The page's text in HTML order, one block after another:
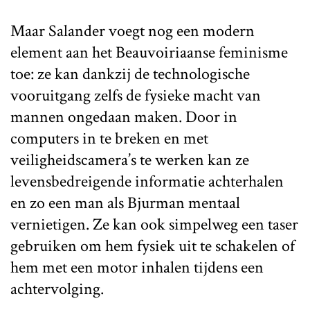
Maar Salander voegt nog een modern
element aan het Beauvoiriaanse feminisme
toe: ze kan dankzij de technologische
vooruitgang zelfs de fysieke macht van
mannen ongedaan maken. Door in
computers in te breken en met
veiligheidscamera’s te werken kan ze
levensbedreigende informatie achterhalen
en zo een man als Bjurman mentaal
vernietigen. Ze kan ook simpelweg een taser
gebruiken om hem fysiek uit te schakelen of
hem met een motor inhalen tijdens een
achtervolging.